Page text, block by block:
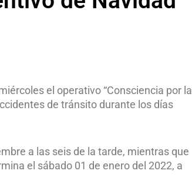
el operativo “Consciencia por la
de tránsito durante los días
a las seis de la tarde, mientras que
el sábado 01 de enero del 2022, a